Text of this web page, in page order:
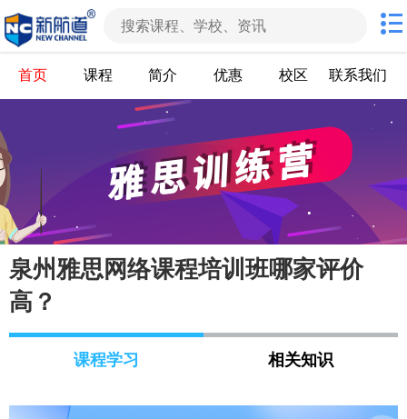
首页 课程 简介 优惠 校区 联系我们
泉州雅思网络课程培训班哪家评价
高？
课程学习 相关知识